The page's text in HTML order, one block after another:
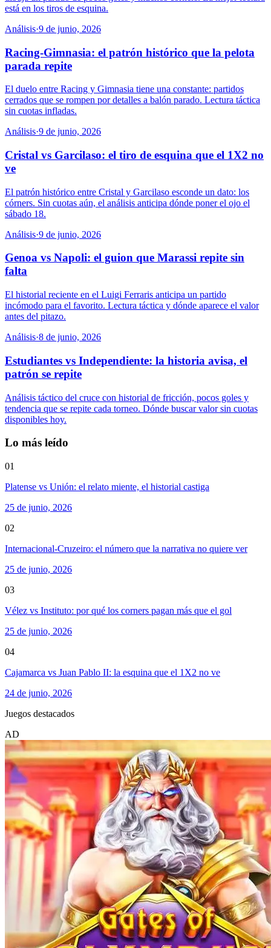
está en los tiros de esquina.
Análisis·9 de junio, 2026
Racing-Gimnasia: el patrón histórico que la pelota
parada repite
El duelo entre Racing y Gimnasia tiene una constante: partidos
cerrados que se rompen por detalles a balón parado. Lectura táctica
sin cuotas infladas.
Análisis·9 de junio, 2026
Cristal vs Garcilaso: el tiro de esquina que el 1X2 no
ve
El patrón histórico entre Cristal y Garcilaso esconde un dato: los
córners. Sin cuotas aún, el análisis anticipa dónde poner el ojo el
sábado 18.
Análisis·9 de junio, 2026
Genoa vs Napoli: el guion que Marassi repite sin
falta
El historial reciente en el Luigi Ferraris anticipa un partido
incómodo para el favorito. Lectura táctica y dónde aparece el valor
antes del pitazo.
Análisis·8 de junio, 2026
Estudiantes vs Independiente: la historia avisa, el
patrón se repite
Análisis táctico del cruce con historial de fricción, pocos goles y
tendencia que se repite cada torneo. Dónde buscar valor sin cuotas
disponibles hoy.
Lo más leído
01
Platense vs Unión: el relato miente, el historial castiga
25 de junio, 2026
02
Internacional-Cruzeiro: el número que la narrativa no quiere ver
25 de junio, 2026
03
Vélez vs Instituto: por qué los corners pagan más que el gol
25 de junio, 2026
04
Cajamarca vs Juan Pablo II: la esquina que el 1X2 no ve
24 de junio, 2026
Juegos destacados
AD